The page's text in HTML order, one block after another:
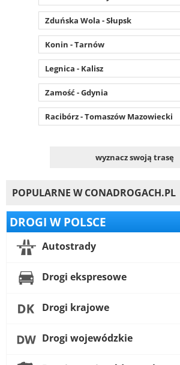
Zduńska Wola - Słupsk
Konin - Tarnów
Legnica - Kalisz
Zamość - Gdynia
Racibórz - Tomaszów Mazowiecki
wyznacz swoją trasę
POPULARNE W CONADROGACH.PL
DROGI W POLSCE
Autostrady
Drogi ekspresowe
Drogi krajowe
Drogi wojewódzkie